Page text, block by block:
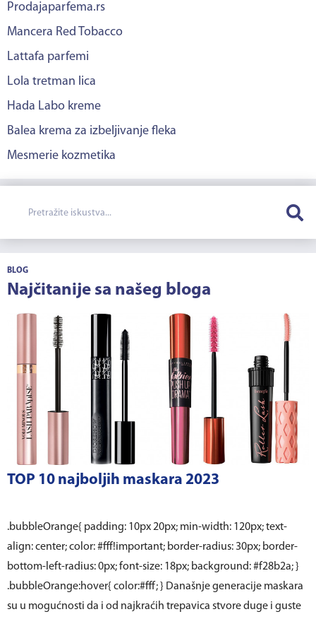
Prodajaparfema.rs
Mancera Red Tobacco
Lattafa parfemi
Lola tretman lica
Hada Labo kreme
Balea krema za izbeljivanje fleka
Mesmerie kozmetika
BLOG
Najčitanije sa našeg bloga
TOP 10 najboljih maskara 2023
.bubbleOrange{ padding: 10px 20px; min-width: 120px; text-
align: center; color: #fff!important; border-radius: 30px; border-
bottom-left-radius: 0px; font-size: 18px; background: #f28b2a; }
.bubbleOrange:hover{ color:#fff; } Današnje generacije maskara
su u mogućnosti da i od najkraćih trepavica stvore duge i guste